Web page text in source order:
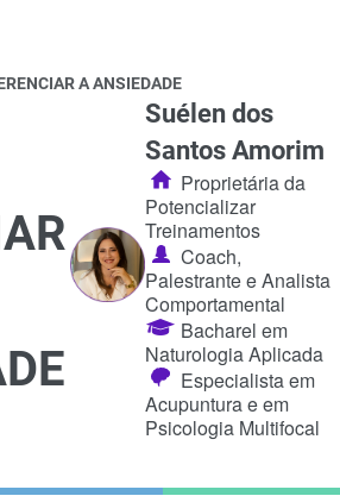
A ANSIEDADE
Suélen dos
Santos Amorim
Proprietária da
Potencializar
Treinamentos
Coach,
Palestrante e Analista
Comportamental
Bacharel em
Naturologia Aplicada
Especialista em
Acupuntura e em
Psicologia Multifocal